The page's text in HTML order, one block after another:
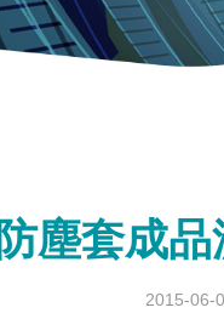
防塵套成
2015-06-